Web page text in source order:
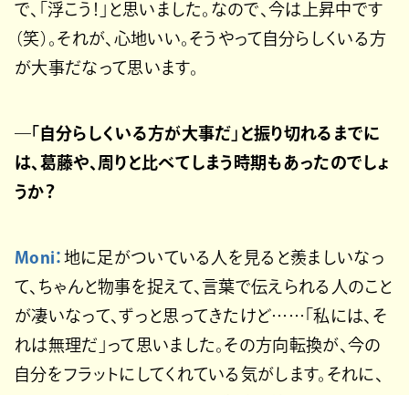
で、「浮こう！」と思いました。なので、今は上昇中です
（笑）。それが、心地いい。そうやって自分らしくいる方
が大事だなって思います。
―「自分らしくいる方が大事だ」と振り切れるまでに
は、葛藤や、周りと比べてしまう時期もあったのでしょ
うか？
Moni： 地に足がついている人を見ると羨ましいなっ
て、ちゃんと物事を捉えて、言葉で伝えられる人のこと
が凄いなって、ずっと思ってきたけど……「私には、そ
れは無理だ」って思いました。その方向転換が、今の
自分をフラットにしてくれている気がします。それに、